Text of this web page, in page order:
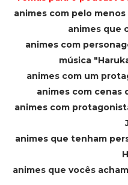
animes com pelo
animes que
animes com
música
animes com um
animes com cenas
animes com
animes que tenham
animes que vocês